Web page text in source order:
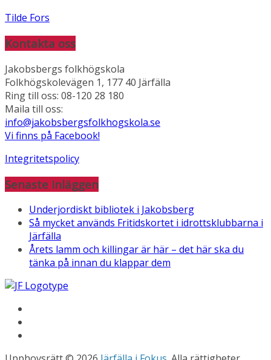
Tilde Fors
Kontakta oss
Jakobsbergs folkhögskola
Folkhögskolevägen 1, 177 40 Järfälla
Ring till oss: 08-120 28 180
Maila till oss:
info@jakobsbergsfolkhogskola.se
Vi finns på Facebook!
Integritetspolicy
Senaste inläggen
Underjordiskt bibliotek i Jakobsberg
Så mycket används Fritidskortet i idrottsklubbarna i
Järfälla
Årets lamm och killingar är här – det här ska du
tänka på innan du klappar dem